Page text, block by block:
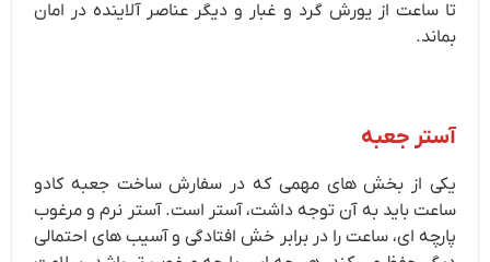
تا ساعت از یورش گرد و غبار و دیگر عناصر آلاینده در امان
بماند.
آستر جعبه
یکی از بخش های مهمی که در سفارش ساخت جعبه کادو
ساعت باید به آن توجه داشت، آستر است. آستر نرم و مرغوب
پارچه ای، ساعت را در برابر خش افتادگی و آسیب های احتمالی